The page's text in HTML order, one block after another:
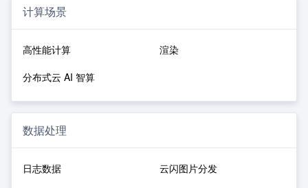
计算场景
高性能计算
渲染
分布式云 AI 智算
数据处理
日志数据
云闪图片分发